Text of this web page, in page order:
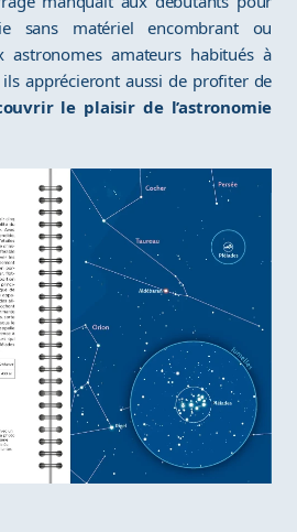
sans matériel encombrant ou
astronomes amateurs habitués à
apprécieront aussi de profiter de
le plaisir de l’astronomie